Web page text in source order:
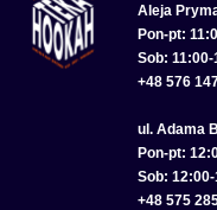
Aleja
Pon-pt:
Sob: 11:00-
+48 576
ul. Adama
Pon-pt:
Sob:
+48 575